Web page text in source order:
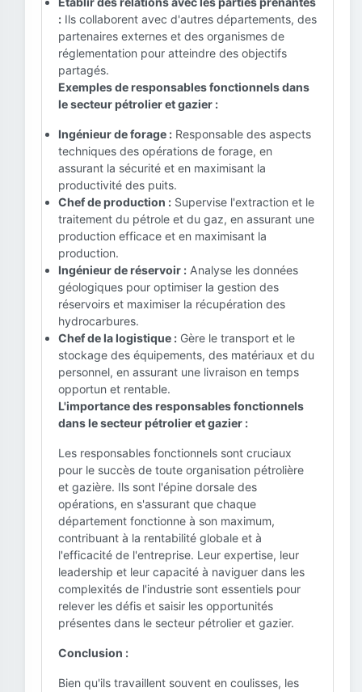
: Ils collaborent avec d'autres départements, des
partenaires externes et des organismes de
réglementation pour atteindre des objectifs
partagés.
Exemples de responsables fonctionnels dans
le secteur pétrolier et gazier :
Ingénieur de forage : Responsable des aspects
techniques des opérations de forage, en
assurant la sécurité et en maximisant la
productivité des puits.
Chef de production : Supervise l'extraction et le
traitement du pétrole et du gaz, en assurant une
production efficace et en maximisant la
production.
Ingénieur de réservoir : Analyse les données
géologiques pour optimiser la gestion des
réservoirs et maximiser la récupération des
hydrocarbures.
Chef de la logistique : Gère le transport et le
stockage des équipements, des matériaux et du
personnel, en assurant une livraison en temps
opportun et rentable.
L'importance des responsables fonctionnels
dans le secteur pétrolier et gazier :
Les responsables fonctionnels sont cruciaux
pour le succès de toute organisation pétrolière
et gazière. Ils sont l'épine dorsale des
opérations, en s'assurant que chaque
département fonctionne à son maximum,
contribuant à la rentabilité globale et à
l'efficacité de l'entreprise. Leur expertise, leur
leadership et leur capacité à naviguer dans les
complexités de l'industrie sont essentiels pour
relever les défis et saisir les opportunités
présentes dans le secteur pétrolier et gazier.
Conclusion :
Bien qu'ils travaillent souvent en coulisses, les